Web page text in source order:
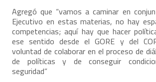
Agregó que “vamos a caminar en
Ejecutivo en estas materias, no hay
competencias; aquí hay que hacer
ese sentido desde el GORE y del
voluntad de colaborar en el proceso de
de políticas y de conseguir
seguridad”